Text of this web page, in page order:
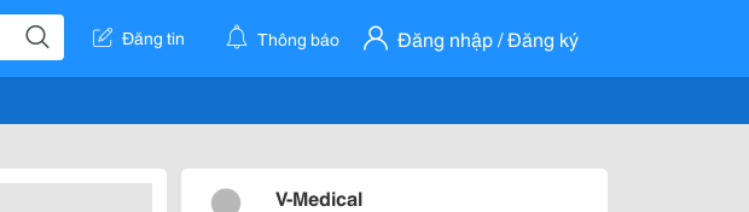
Đăng tin Thông báo Đăng nhập / Đăng ký
V-Medical